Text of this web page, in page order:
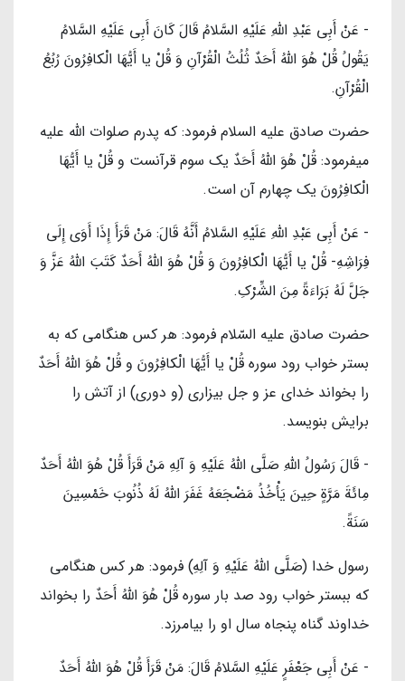
- عَنْ أَبِي عَبْدِ اللَّهِ عَلَیْهِ السَّلامُ قَالَ كَانَ أَبِي عَلَیْهِ السَّلامُ
يَقُولُ‏ قُلْ هُوَ اللَّهُ أَحَدٌ ثُلُثُ الْقُرْآنِ وَ قُلْ يا أَيُّهَا الْكافِرُونَ‏ رُبُعُ
الْقُرْآنِ.
حضرت صادق عليه السلام فرمود: كه پدرم صلوات اللَّه عليه
ميفرمود: قُلْ هُوَ اللَّهُ أَحَدٌ يك سوم قرآنست و قُلْ يا أَيُّهَا
الْكافِرُونَ‏ يك چهارم آن است.
- عَنْ أَبِي عَبْدِ اللَّهِ عَلَیْهِ السَّلامُ أَنَّهُ قَالَ: مَنْ قَرَأَ إِذَا أَوَى إِلَى
فِرَاشِهِ- قُلْ يا أَيُّهَا الْكافِرُونَ‏ وَ قُلْ هُوَ اللَّهُ أَحَدٌ كَتَبَ اللَّهُ عَزَّ وَ
جَلَّ لَهُ بَرَاءَةً مِنَ الشِّرْكِ.
حضرت صادق عليه السّلام فرمود: هر كس هنگامى كه به
بستر خواب رود سوره‏ قُلْ يا أَيُّهَا الْكافِرُونَ‏ و قُلْ هُوَ اللَّهُ أَحَدٌ
را بخواند خداى عز و جل بيزارى (و دورى) از آتش را
برايش بنويسد.
- قَالَ رَسُولُ اللَّهِ صَلَّی اللهُ عَلَیْهِ وَ آلِهِ مَنْ قَرَأَ قُلْ هُوَ اللَّهُ أَحَدٌ
مِائَةَ مَرَّةٍ حِينَ يَأْخُذُ مَضْجَعَهُ غَفَرَ اللَّهُ لَهُ ذُنُوبَ خَمْسِينَ
سَنَةً.
رسول خدا (صَلَّی اللهُ عَلَیْهِ وَ آلِهِ) فرمود: هر كس هنگامى
كه ببستر خواب رود صد بار سوره‏ قُلْ هُوَ اللَّهُ أَحَدٌ را بخواند
خداوند گناه پنجاه سال او را بيامرزد.
- عَنْ أَبِي جَعْفَرٍ عَلَیْهِ السَّلامُ قَالَ: مَنْ قَرَأَ قُلْ هُوَ اللَّهُ أَحَدٌ